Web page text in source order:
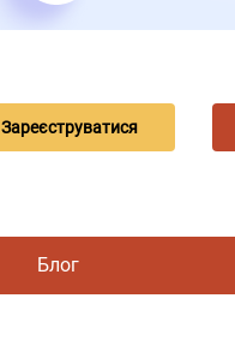
Зареєструватися
Блог